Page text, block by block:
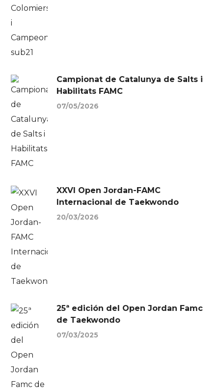
Campionat de Catalunya de Salts i
Habilitats FAMC
07/05/2026
XXVI Open Jordan-FAMC
Internacional de Taekwondo
20/03/2026
25ª edición del Open Jordan Famc
de Taekwondo
07/03/2025